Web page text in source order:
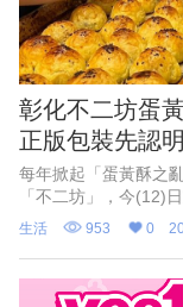
彰化不二坊蛋
正版包裝先認
每年掀起「蛋黃酥之
「不二坊」，今(12)
現場取貨。另外，團
聞，為提醒民眾防範
的包裝紙讓民眾參考
生活 953 0